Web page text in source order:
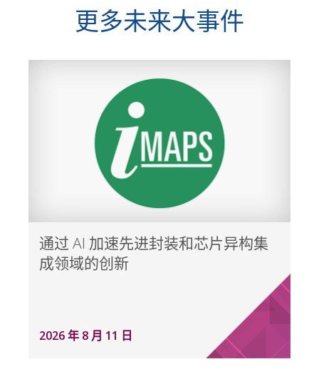
更多未来大事件
通过 AI 加速先进封装和芯片异构集
成领域的创新
2026 年 8 月 11 日